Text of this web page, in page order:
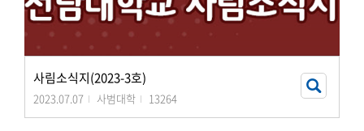
사림소식지(2023-3호)
2023.07.07 사범대학 13264